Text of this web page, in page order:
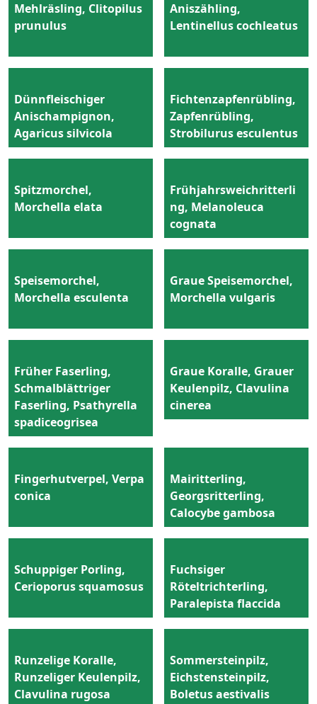
Mehlräsling, Clitopilus
prunulus
Aniszähling,
Lentinellus cochleatus
Dünnfleischiger
Anischampignon,
Agaricus silvicola
Fichtenzapfenrübling,
Zapfenrübling,
Strobilurus esculentus
Spitzmorchel,
Morchella elata
Frühjahrsweichritterli
ng, Melanoleuca
cognata
Speisemorchel,
Morchella esculenta
Graue Speisemorchel,
Morchella vulgaris
Früher Faserling,
Schmalblättriger
Faserling, Psathyrella
spadiceogrisea
Graue Koralle, Grauer
Keulenpilz, Clavulina
cinerea
Fingerhutverpel, Verpa
conica
Mairitterling,
Georgsritterling,
Calocybe gambosa
Schuppiger Porling,
Cerioporus squamosus
Fuchsiger
Röteltrichterling,
Paralepista flaccida
Runzelige Koralle,
Runzeliger Keulenpilz,
Clavulina rugosa
Sommersteinpilz,
Eichstensteinpilz,
Boletus aestivalis